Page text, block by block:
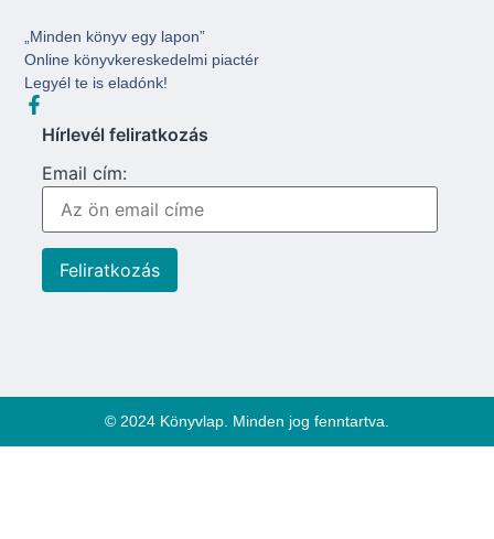
„Minden könyv egy lapon”
Online könyvkereskedelmi piactér
Legyél te is eladónk!
Hírlevél feliratkozás
Email cím:
© 2024 Könyvlap. Minden jog fenntartva.